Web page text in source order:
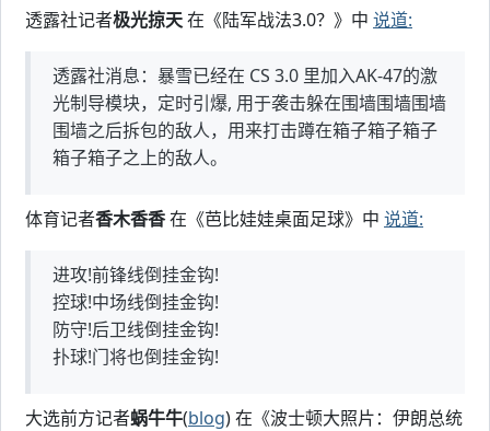
透露社记者极光掠天在《陆军战法3.0？》中 说道:
透露社消息：暴雪已经在 CS 3.0 里加入AK-47的激
光制导模块，定时引爆, 用于袭击躲在围墙围墙围墙
围墙之后拆包的敌人，用来打击蹲在箱子箱子箱子
箱子箱子之上的敌人。
体育记者香木香香在《芭比娃娃桌面足球》中 说道:
进攻!前锋线倒挂金钩!
控球!中场线倒挂金钩!
防守!后卫线倒挂金钩!
扑球!门将也倒挂金钩!
大选前方记者蜗牛牛(blog) 在《波士顿大照片：伊朗总统